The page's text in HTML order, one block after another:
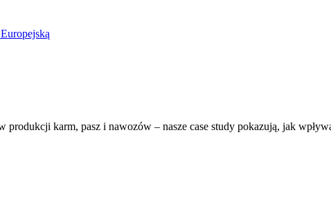
karm, pasz i nawozów – nasze case study pokazują, jak